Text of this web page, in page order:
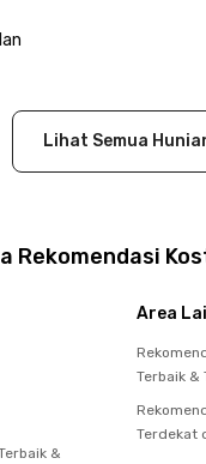
Lihat Semua
Rekomendasi
&
Area
Terbaik
Terdekat